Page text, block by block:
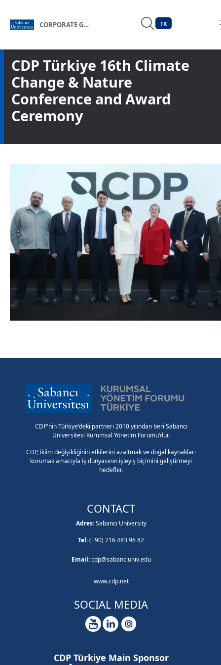
CORPORATE GOVERNANCE FORUM OF TÜRKİYE TR
CDP Türkiye 16th Climate
Change & Nature
Conference and Award
Ceremony
CDP'nin Türkiye'deki partneri 2010 yılından beri Sabancı
Üniversitesi Kurumsal Yönetim Forumu'dur.
CDP, iklim değişikliğinin etkilerini azaltmak ve doğal kaynakları
korumak amacıyla iş dünyasının işleyiş biçimini geliştirmeyi
hedefler.
CONTACT
Adres:Sabancı University
Tel:(+90) 216 483 96 82
Email: cdp@sabanciuniv.edu
www.cdp.net
SOCIAL MEDIA
CDP Türkiye Main Sponsor